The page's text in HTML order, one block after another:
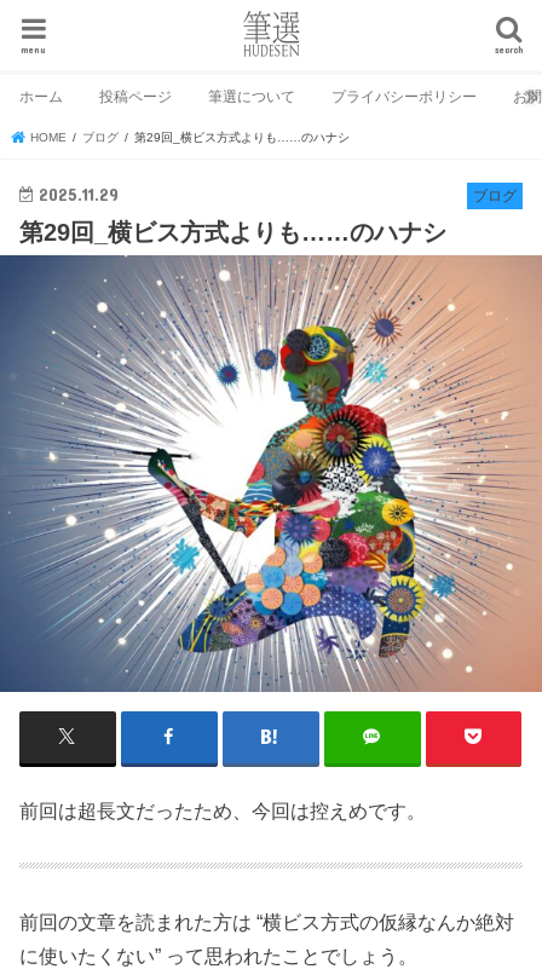
search
menu
ホーム 投稿ページ 筆選について プライバシーポリシー お
HOME ブログ 第29回_横ビス方式よりも……のハナシ
ブログ
2025.11.29
第29回_横ビス方式よりも……のハナシ
前回は超長文だったため、今回は控えめです。
前回の文章を読まれた方は “横ビス方式の仮縁なんか絶対
に使いたくない” って思われたことでしょう。